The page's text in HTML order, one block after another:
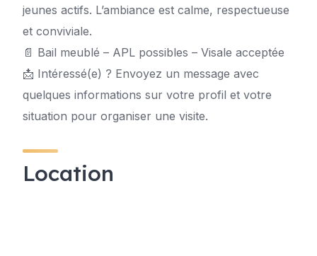
jeunes actifs. L’ambiance est calme, respectueuse
et conviviale.
📄 Bail meublé – APL possibles – Visale acceptée
📩 Intéressé(e) ? Envoyez un message avec
quelques informations sur votre profil et votre
situation pour organiser une visite.
Location